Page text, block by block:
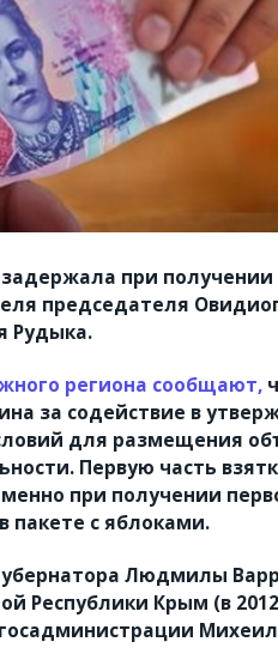
при
председателя
Рудыка.
региона сообщают,
за содействие в
для размещения
Первую часть
при получении
пакете с яблоками.
Людмилы
Республики Крым (в